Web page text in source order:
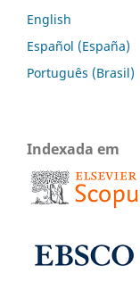
English
Español (España)
Português (Brasil)
Indexada em